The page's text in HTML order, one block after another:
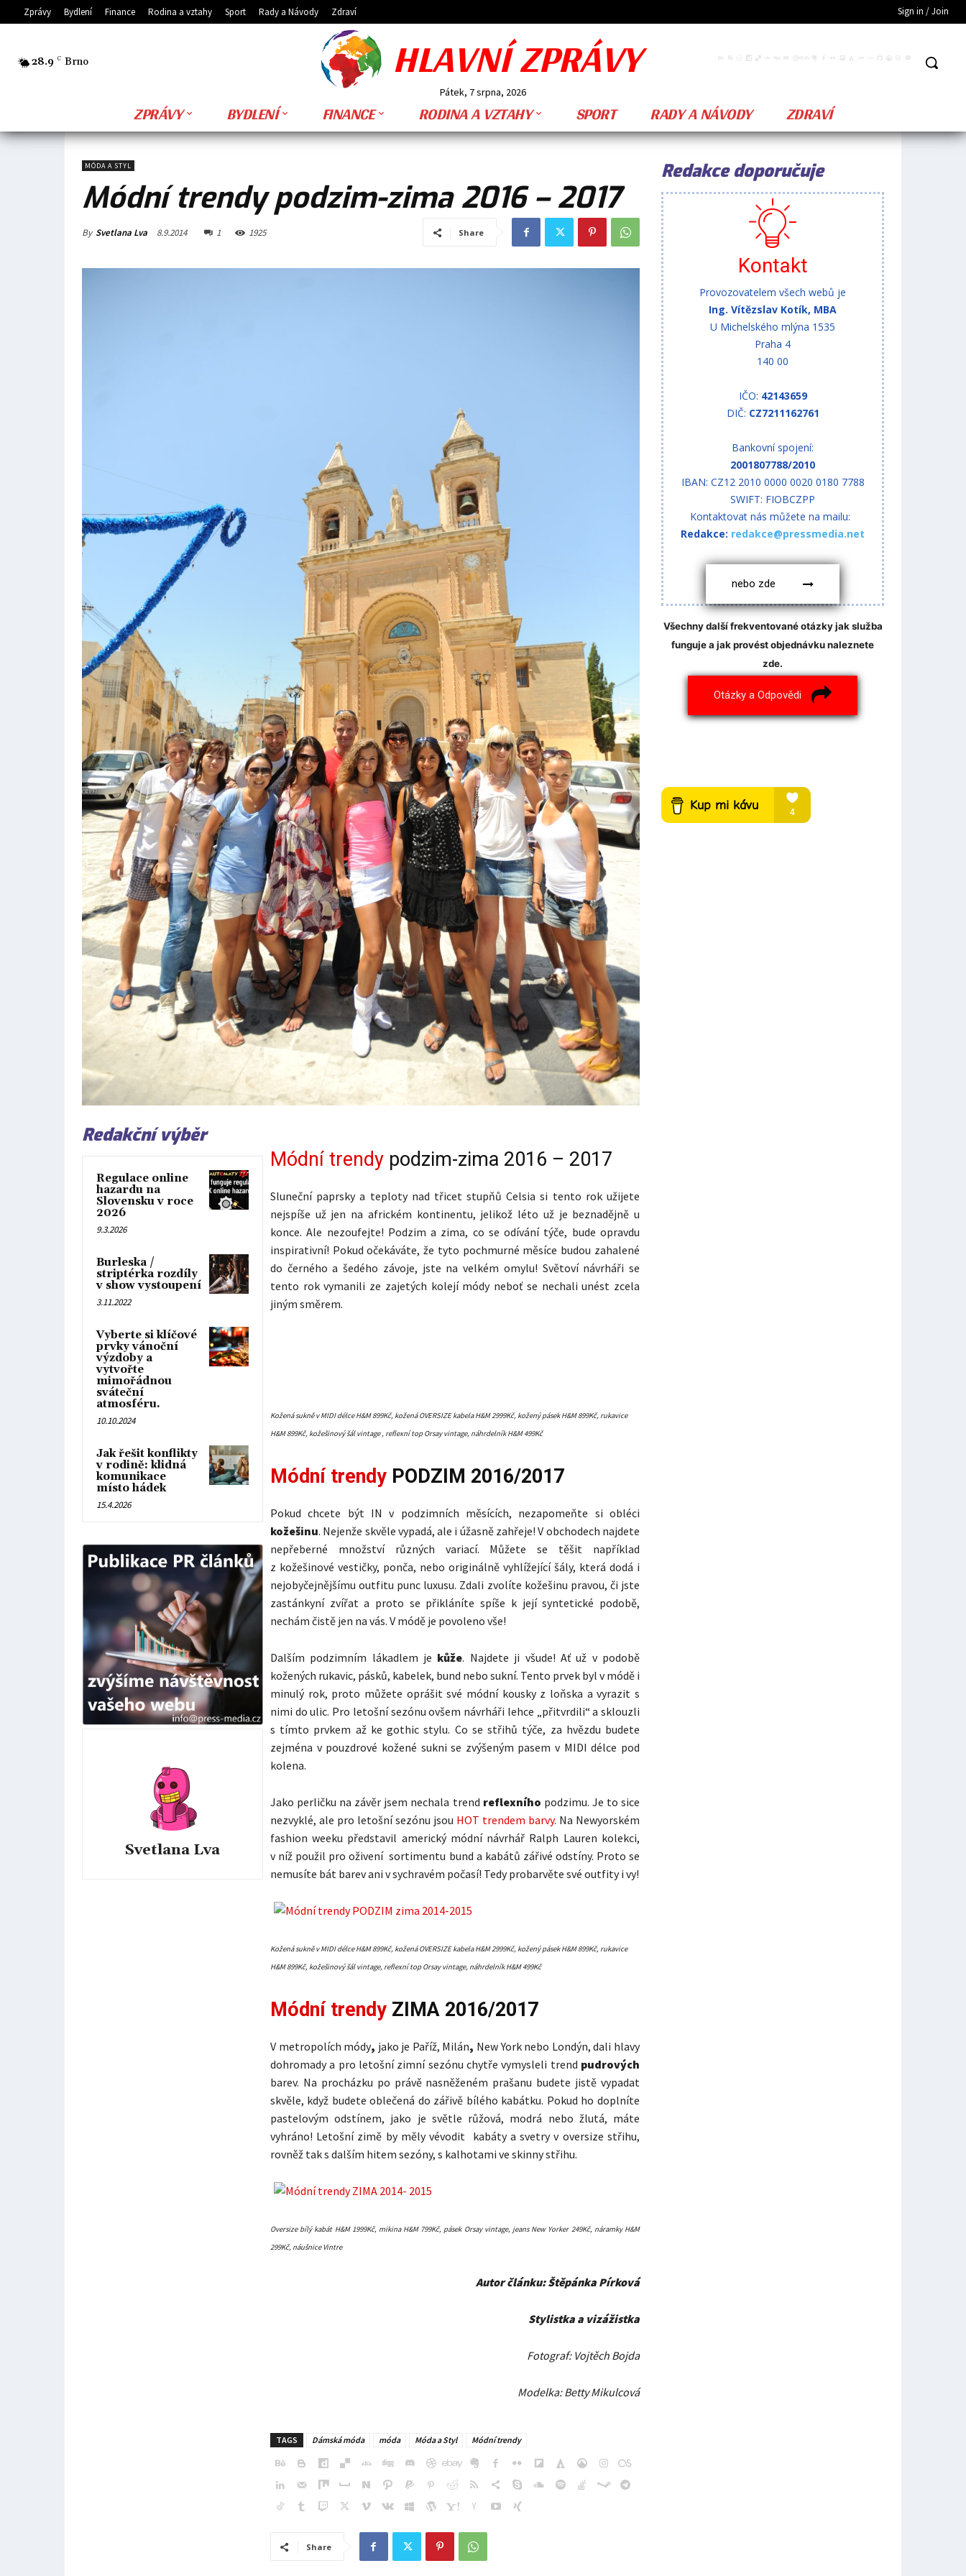
Zprávy Bydlení Finance Rodina a vztahy Sport Rady a Návody Zdraví Sign in / Join
28.9 C Brno HLAVNÍ ZPRÁVY
Pátek, 7 srpna, 2026
ZPRÁVY BYDLENÍ FINANCE RODINA A VZTAHY SPORT RADY A NÁVODY ZDRAVÍ
MÓDA A STYL
Módní trendy podzim-zima 2016 – 2017
By Svetlana Lva 8.9.2014 1 1925 Share
Redakční výběr
Regulace online
hazardu na
Slovensku v roce
2026
9.3.2026
Burleska /
striptérka rozdíly
v show vystoupení
3.11.2022
Vyberte si klíčové
prvky vánoční
výzdoby a
vytvořte
mimořádnou
sváteční
atmosféru.
10.10.2024
Jak řešit konflikty
v rodině: klidná
komunikace
místo hádek
15.4.2026
Svetlana Lva
Módní trendypodzim-zima 2016 – 2017
Sluneční paprsky a teploty nad třicet stupňů Celsia si tento rok užijete
nejspíše už jen na africkém kontinentu, jelikož léto už je beznadějně u
konce. Ale nezoufejte! Podzim a zima, co se odívání týče, bude opravdu
inspirativní! Pokud očekáváte, že tyto pochmurné měsíce budou zahalené
do černého a šedého závoje, jste na velkém omylu! Světoví návrháři se
tento rok vymanili ze zajetých kolejí módy neboť se nechali unést zcela
jiným směrem.
Kožená sukně v MIDI délce H&M 899Kč, kožená OVERSIZE kabela H&M 2999Kč, kožený pásek H&M 899Kč, rukavice
H&M 899Kč, kožešinový šál vintage , reflexní top Orsay vintage, náhrdelník H&M 499Kč
Módní trendyPODZIM 2016/2017
Pokud chcete být IN v podzimních měsících, nezapomeňte si obléci
kožešinu. Nejenže skvěle vypadá, ale i úžasně zahřeje! V obchodech najdete
nepřeberné množství různých variací. Můžete se těšit například
z kožešinové vestičky, ponča, nebo originálně vyhlížející šály, která dodá i
nejobyčejnějšímu outfitu punc luxusu. Zdali zvolíte kožešinu pravou, či jste
zastánkyní zvířat a proto se přikláníte spíše k její syntetické podobě,
nechám čistě jen na vás. V módě je povoleno vše!
Dalším podzimním lákadlem je kůže. Najdete ji všude! Ať už v podobě
kožených rukavic, pásků, kabelek, bund nebo sukní. Tento prvek byl v módě i
minulý rok, proto můžete oprášit své módní kousky z loňska a vyrazit s
nimi do ulic. Pro letošní sezónu ovšem návrháři lehce „přitvrdili“ a sklouzli
s tímto prvkem až ke gothic stylu. Co se střihů týče, za hvězdu budete
zejména v pouzdrové kožené sukni se zvýšeným pasem v MIDI délce pod
kolena.
Jako perličku na závěr jsem nechala trend reflexního podzimu. Je to sice
nezvyklé, ale pro letošní sezónu jsou HOT trendem barvy. Na Newyorském
fashion weeku představil americký módní návrhář Ralph Lauren kolekci,
v níž použil pro oživení sortimentu bund a kabátů zářivé odstíny. Proto se
nemusíte bát barev ani v sychravém počasí! Tedy probarvěte své outfity i vy!
Kožená sukně v MIDI délce H&M 899Kč, kožená OVERSIZE kabela H&M 2999Kč, kožený pásek H&M 899Kč, rukavice
H&M 899Kč, kožešinový šál vintage, reflexní top Orsay vintage, náhrdelník H&M 499Kč
Módní trendyZIMA 2016/2017
V metropolích módy, jako je Paříž, Milán, New York nebo Londýn, dali hlavy
dohromady a pro letošní zimní sezónu chytře vymysleli trend pudrových
barev. Na procházku po právě nasněženém prašanu budete jistě vypadat
skvěle, když budete oblečená do zářivě bílého kabátku. Pokud ho doplníte
pastelovým odstínem, jako je světle růžová, modrá nebo žlutá, máte
vyhráno! Letošní zimě by měly vévodit kabáty a svetry v oversize střihu,
rovněž tak s dalším hitem sezóny, s kalhotami ve skinny střihu.
Oversize bílý kabát H&M 1999Kč, mikina H&M 799Kč, pásek Orsay vintage, jeans New Yorker 249Kč, náramky H&M
299Kč, náušnice Vintre
Autor článku: Štěpánka Pírková
Stylistka a vizážistka
Fotograf: Vojtěch Bojda
Modelka: Betty Mikulcová
TAGS Dámská móda móda Móda a Styl Módní trendy
Share
Redakce doporučuje
Kontakt
Provozovatelem všech webů je
Ing. Vítězslav Kotík, MBA
U Michelského mlýna 1535
Praha 4
140 00
IČO: 42143659
DIČ: CZ7211162761
Bankovní spojení:
2001807788/2010
IBAN: CZ12 2010 0000 0020 0180 7788
SWIFT: FIOBCZPP
Kontaktovat nás můžete na mailu:
Redakce: redakce@pressmedia.net
nebo zde
Všechny další frekventované otázky jak služba
funguje a jak provést objednávku naleznete
zde.
Otázky a Odpovědi